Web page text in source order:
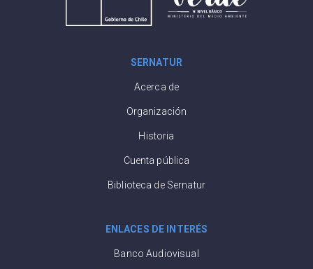
SERNATUR
Acerca de
Organización
Historia
Cuenta pública
Biblioteca de Sernatur
ENLACES DE INTERÉS
Banco Audiovisual